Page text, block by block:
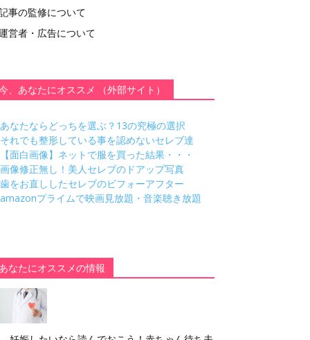
事の監修について
営者・広告について
、あなたにオススメ （外部サイト）
あなたならどっちを選ぶ？13の究極の選択
それでも整形している事を認めないセレブ達
【面白画像】ネットで服を買った結果・・・
画像修正無し！美人セレブのドアップ写真
歯をお直ししたセレブのビフォーアフター
amazonプライムで映画見放題・音楽聴き放題
あなたにオススメの情報